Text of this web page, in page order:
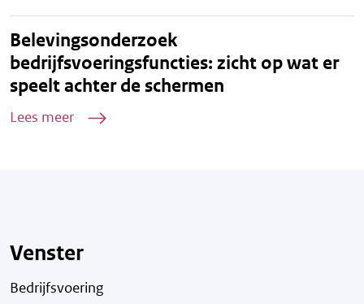
Belevingsonderzoek
bedrijfsvoeringsfuncties: zicht op wat er
speelt achter de schermen
Lees meer
Venster
Bedrijfsvoering